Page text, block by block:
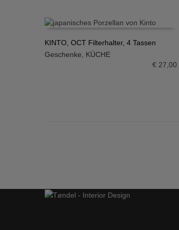
IN DEN WARENKORB
KINTO, OCT Filterhalter, 4 Tassen
Geschenke
KÜCHE
€27,00